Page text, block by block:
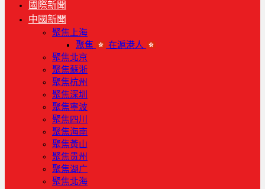
國際新聞
中國新聞
聚焦上海
聚焦
在滬港人
聚焦北京
聚焦蘇浙
聚焦杭州
聚焦深圳
聚焦寧波
聚焦四川
聚焦海南
聚焦黃山
聚焦贵州
聚焦湖广
聚焦北海